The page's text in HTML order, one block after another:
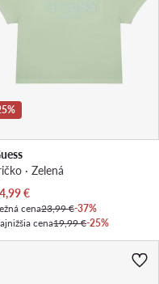
· Zelená
cena
€
cena23,99 €-37%
cena19,99 €-25%